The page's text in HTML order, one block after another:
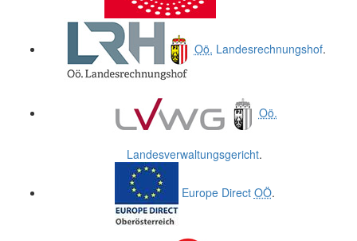
Oö. Landesrechnungshof.
Oö.
Landesverwaltungsgericht.
Europe Direct OÖ.